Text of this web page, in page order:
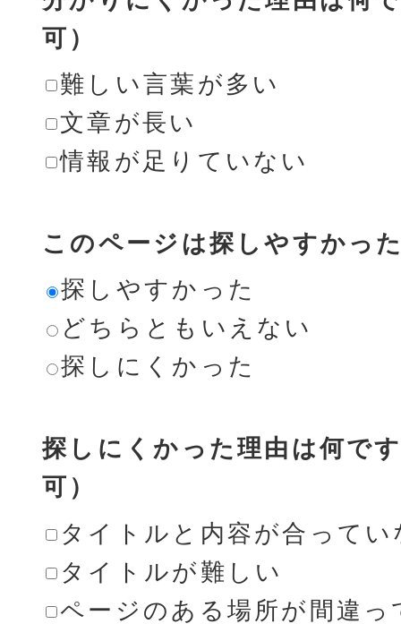
可）
難しい言葉が多い
文章が長い
情報が足りていない
このページは探しやすかっ
探しやすかった
どちらともいえない
探しにくかった
探しにくかった理由は何で
可）
タイトルと内容が合ってい
タイトルが難しい
ページのある場所が間違っ